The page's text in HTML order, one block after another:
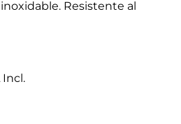
Resistente al
Incl.